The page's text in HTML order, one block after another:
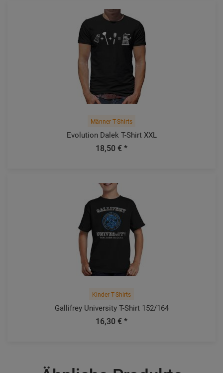
Männer T-Shirts
Evolution Dalek T-Shirt XXL
18,50 € *
Kinder T-Shirts
Gallifrey University T-Shirt 152/164
16,30 € *